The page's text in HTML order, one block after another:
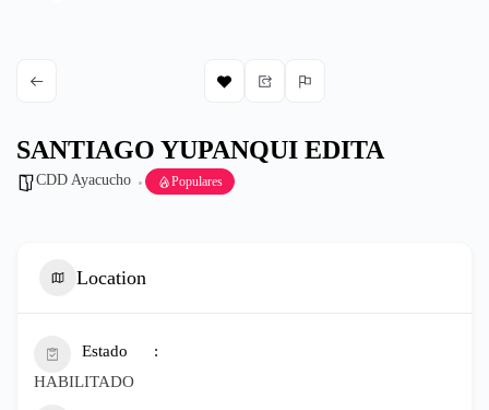
SANTIAGO YUPANQUI EDITA
CDD Ayacucho Populares
Location
Estado
HABILITADO